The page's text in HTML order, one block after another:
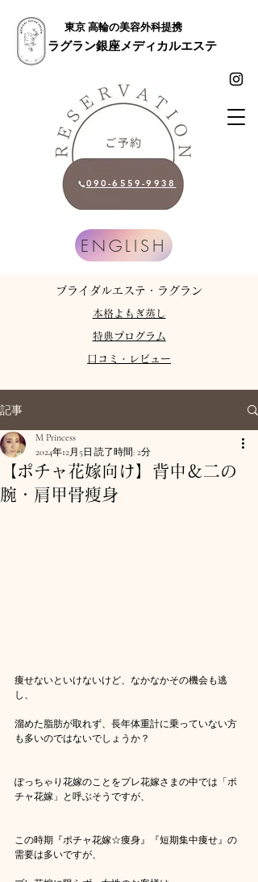
東京 高輪の美容外科提携
ラグラン銀座メディカルエステ
090-6559-9938
ENGLISH
​ブライダルエステ・ラグラン
​口コミ・レビュー
​本格よもぎ蒸し
特典プログラム
記事
【ポチャ花嫁向け】背中＆二の
腕・肩甲骨痩身
M Princess
2024年12月5日 読了時間: 2分
痩せないといけないけど、なかなかその機会も逃
し、
溜めた脂肪が取れず、長年体重計に乗っていない方
も多いのではないでしょうか？
ぽっちゃり花嫁のことをプレ花嫁さまの中では「ポ
チャ花嫁」と呼ぶそうですが、
この時期『ポチャ花嫁☆痩身』『短期集中痩せ』の
需要は多いですが、